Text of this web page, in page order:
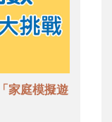
家庭模擬遊